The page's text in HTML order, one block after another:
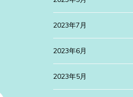
2023年7月
2023年6月
2023年5月